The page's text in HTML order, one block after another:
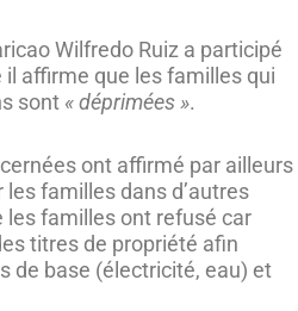
Wilfredo Ruiz a participé
il affirme que les familles qui
sont « déprimées ».
ont affirmé par ailleurs
les familles dans d’autres
les familles ont refusé car
titres de propriété afin
de base (électricité, eau) et